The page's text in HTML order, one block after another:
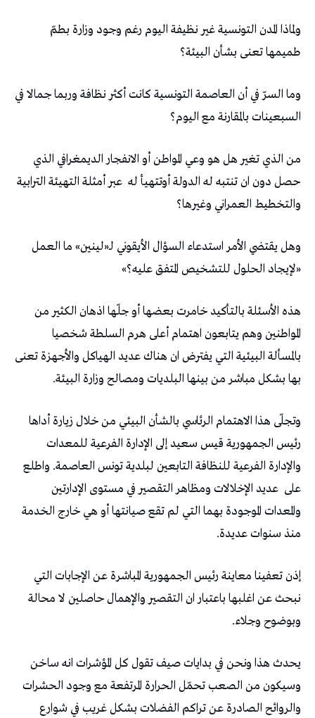
ولماذا المدن التونسية غير نظيفة اليوم رغم وجود وزارة بطمّ
طميمها تعنى بشأن البيئة؟
وما السرّ في أن العاصمة التونسية كانت أكثر نظافة وربما جمالا في
السبعينات بالمقارنة مع اليوم؟
من الذي تغير هل هو وعي المواطن أو الانفجار الديمغرافي الذي
حصل دون ان تنتبه له الدولة أوتتهيأ له عبر أمثلة التهيئة الترابية
والتخطيط العمراني وغيرها؟
وهل يقتضي الأمر استدعاء السؤال الأيقوني لـ«لينين» ما العمل
«لإيجاد الحلول للتشخيص المتفق عليه؟»
هذه الأسئلة بالتأكيد خامرت بعضها أو جلّها اذهان الكثير من
المواطنين وهم يتابعون اهتمام أعلى هرم السلطة شخصيا
بالمسألة البيئية التي يفترض ان هناك عديد الهياكل والأجهزة تعنى
بها بشكل مباشر من بينها البلديات ومصالح وزارة البيئة.
وتجلّى هذا الاهتمام الرئاسي بالشأن البيئي من خلال زيارة أداها
رئيس الجمهورية قيس سعيد إلى الإدارة الفرعية للمعدات
والإدارة الفرعية للنظافة التابعين لبلدية تونس العاصمة. واطلع
على عديد الإخلالات ومظاهر التقصير في مستوى الإدارتين
والمعدات الموجودة بهما التي لم تقع صيانتها أو هي خارج الخدمة
منذ سنوات عديدة.
إذن تعفينا معاينة رئيس الجمهورية المباشرة عن الإجابات التي
نبحث عن اغلبها باعتبار ان التقصير والإهمال حاصلين لا محالة
وبوضوح وجلاء.
يحدث هذا ونحن في بدايات صيف تقول كل المؤشرات انه ساخن
وسيكون من الصعب تحمّل الحرارة المرتفعة مع وجود الحشرات
والروائح الصادرة عن تراكم الفضلات بشكل غريب في شوارع